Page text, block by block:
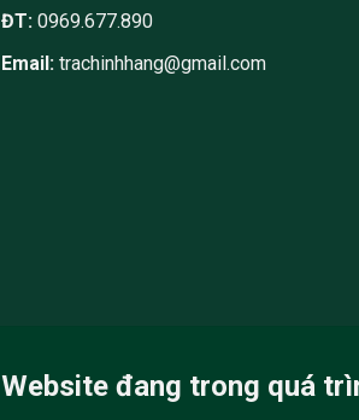
ĐT: 0969.677.890
Email: trachinhhang@gmail.com
Website đang trong quá